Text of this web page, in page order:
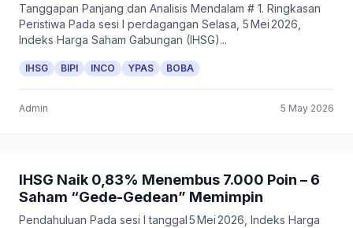
Tanggapan Panjang dan Analisis Mendalam # 1. Ringkasan
Peristiwa Pada sesi I perdagangan Selasa, 5 Mei 2026,
Indeks Harga Saham Gabungan (IHSG)...
IHSG BIPI INCO YPAS BOBA
Admin 5 May 2026
IHSG Naik 0,83% Menembus 7.000 Poin – 6
Saham “Gede-Gedean” Memimpin
Pendahuluan Pada sesi I tanggal 5 Mei 2026, Indeks Harga